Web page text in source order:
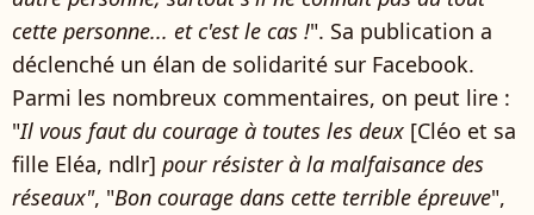
cette personne... et c'est le cas !". Sa publication a
déclenché un élan de solidarité sur Facebook.
Parmi les nombreux commentaires, on peut lire :
"Il vous faut du courage à toutes les deux [Cléo et sa
fille Eléa, ndlr] pour résister à la malfaisance des
réseaux", "Bon courage dans cette terrible épreuve",